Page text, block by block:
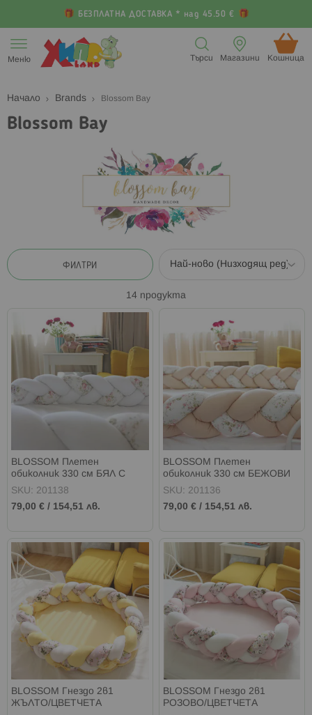
БЕЗПЛАТНА ДОСТАВКА * над 45.50 €
към
съдържанието
Меню Кошница (
Магазини
Търси
Начало Brands Blossom Bay
Blossom Bay
ФИЛТРИ
14 продукта
BLOSSOM Плетен
обиколник 330 см БЯЛ С
ЦВЕТЯ
SKU: 201138
79,00 € / 154,51 лв.
BLOSSOM Плетен
обиколник 330 см БЕЖОВИ
ЦВЕТЯ
SKU: 201136
79,00 € / 154,51 лв.
BLOSSOM Гнездо 2в1
ЖЪЛТО/ЦВЕТЧЕТА
BLOSSOM Гнездо 2в1
РОЗОВО/ЦВЕТЧЕТА